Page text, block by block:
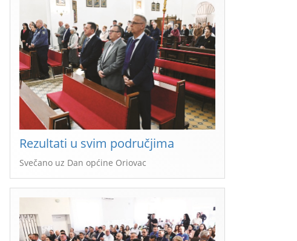
Rezultati u svim područjima
Svečano uz Dan općine Oriovac